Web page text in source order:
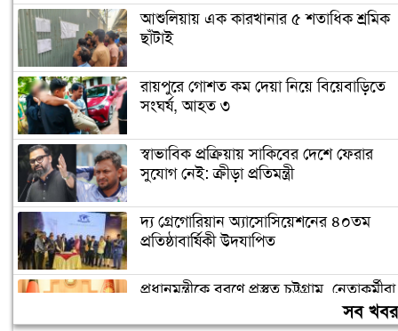
আশুলিয়ায় এক কারখানার ৫ শতাধিক শ্রমিক
ছাঁটাই
রায়পুরে গোশত কম দেয়া নিয়ে বিয়েবাড়িতে
সংঘর্ষ, আহত ৩
স্বাভাবিক প্রক্রিয়ায় সাকিবের দেশে ফেরার
সুযোগ নেই: ক্রীড়া প্রতিমন্ত্রী
দ্য গ্রেগোরিয়ান অ্যাসোসিয়েশনের ৪০তম
প্রতিষ্ঠাবার্ষিকী উদযাপিত
প্রধানমন্ত্রীকে বরণে প্রস্তুত চট্টগ্রাম, নেতাকর্মীরা
সব